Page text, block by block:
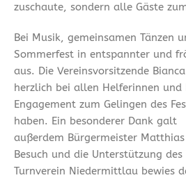
zuschaute, sondern alle Gäste
Bei Musik, gemeinsamen Tänzen
Sommerfest in entspannter und
aus. Die Vereinsvorsitzende
herzlich bei allen Helferinnen
Engagement zum Gelingen des
haben. Ein besonderer Dank galt
außerdem Bürgermeister
Besuch und die Unterstützung des
Turnverein Niedermittlau bewies